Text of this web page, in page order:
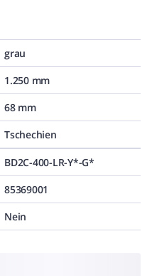
grau
1.250 mm
68 mm
Tschechien
BD2C-400-LR-Y*-G*
85369001
Nein